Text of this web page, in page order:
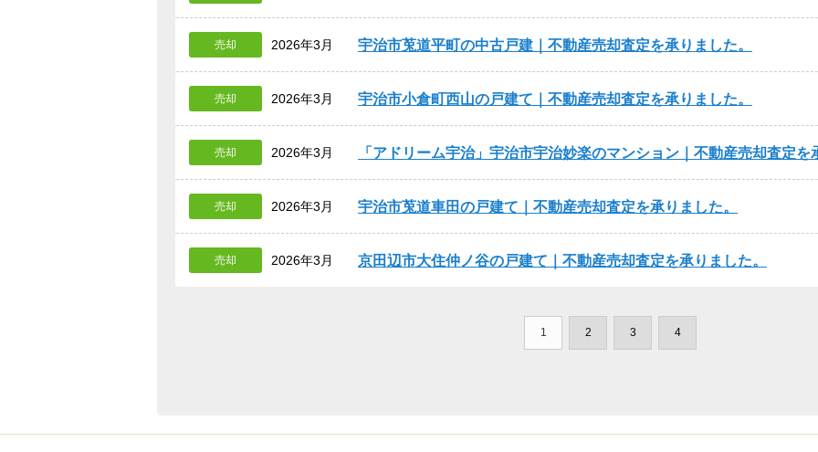
売却 2026年3月 宇治市莵道平町の中古戸建｜不動産売却査定を承りました。
売却 2026年3月 宇治市小倉町西山の戸建て｜不動産売却査定を承りました。
売却 2026年3月 アドリーム宇治 宇治市宇治妙楽のマンション｜不動産売却査定を
売却 2026年3月 宇治市莵道車田の戸建て｜不動産売却査定を承りました。
売却 2026年3月 京田辺市大住仲ノ谷の戸建て｜不動産売却査定を承りました。
1 2 3 4